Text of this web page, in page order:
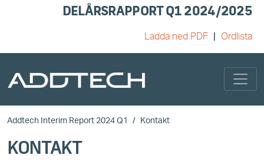
DELÅRSRAPPORT Q1 2024/2025
Ladda ned PDF Ordlista
Skip to main content
Addtech Interim Report 2024 Q1 Kontakt
KONTAKT